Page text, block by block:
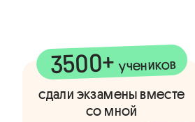
3500+ учеников
сдали экзамены вместе
со мной